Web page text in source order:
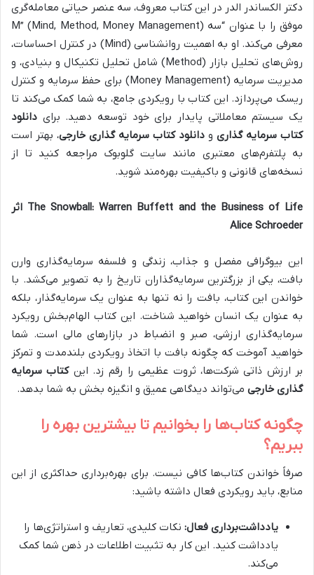
دکتر الکساندر الدر در این کتاب معروف، سه عنصر حیاتی معامله‌گری
موفق را با عنوان “سه M” (Mind, Method, Money Management)
معرفی می‌کند. او به اهمیت روانشناسی (Mind) در کنترل احساسات،
روش‌های تحلیل بازار (Method) شامل تحلیل تکنیکال و بنیادی، و
مدیریت سرمایه (Money Management) برای حفظ سرمایه و کنترل
ریسک می‌پردازد. این کتاب با رویکردی جامع، به شما کمک می‌کند تا
یک سیستم معاملاتی پایدار برای خود توسعه دهید. برای دانلود
کتاب سرمایه گذاری و دانلود کتاب سرمایه گذاری خارجی، بهتر است
به پلتفرم‌های معتبری مانند سایت گلوبوک مراجعه کنید تا از
نسخه‌های قانونی و باکیفیت بهره‌مند شوید.
The Snowball: Warren Buffett and the Business of Life اثر
Alice Schroeder
این بیوگرافی مفصل و جذاب، زندگی و فلسفه سرمایه‌گذاری وارن
بافت، یکی از بزرگترین سرمایه‌گذاران تاریخ را به تصویر می‌کشد. با
خواندن این کتاب، بافت را نه تنها به عنوان یک سرمایه‌گذار، بلکه
به عنوان یک انسان خواهید شناخت. این کتاب الهام‌بخش رویکرد
سرمایه‌گذاری ارزشی، صبر و انضباط در بازارهای مالی است. شما
خواهید آموخت که چگونه بافت با اتخاذ رویکردی بلندمدت و تمرکز
بر ارزش ذاتی شرکت‌ها، ثروت عظیمی را رقم زد. اینکتاب سرمایه
گذاری خارجی می‌تواند دیدگاهی عمیق و انگیزه بخش به شما بدهد.
چگونه کتاب‌ها را بخوانیم تا بیشترین بهره را
ببریم؟
صرفاً خواندن کتاب‌ها کافی نیست. برای بهره‌برداری حداکثری از این
منابع، باید رویکردی فعال داشته باشید:
یادداشت‌برداری فعال: نکات کلیدی، تعاریف و استراتژی‌ها را
یادداشت کنید. این کار به تثبیت اطلاعات در ذهن شما کمک
می‌کند.